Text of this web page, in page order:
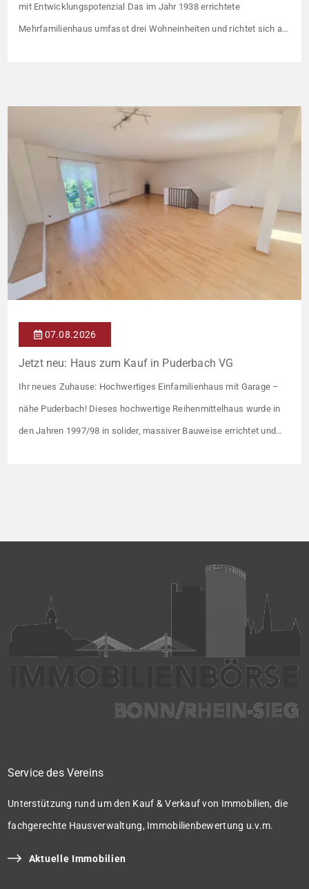
mit Entwicklungspotenzial Das im Jahr 1938 errichtete
Mehrfamilienhaus umfasst drei Wohneinheiten und richtet sich an
Damit liegt das Mietniveau deutlich unter dem ortsüblichen
07.08.2026
Jetzt neu: Haus zum Kauf in Puderbach VG
Ihr neues Zuhause: Hochwertiges Einfamilienhaus mit Garage –
nähe Puderbach! Dieses hochwertige Reihenmittelhaus wurde in
den Jahren 1997/98 in solider, massiver Bauweise errichtet und
Service des Vereins
Unterstützung rund um den Kauf & Verkauf von Immobilien, die
fachgerechte Hausverwaltung, Immobilienbewertung u.v.m.
Aktuelle Immobilien